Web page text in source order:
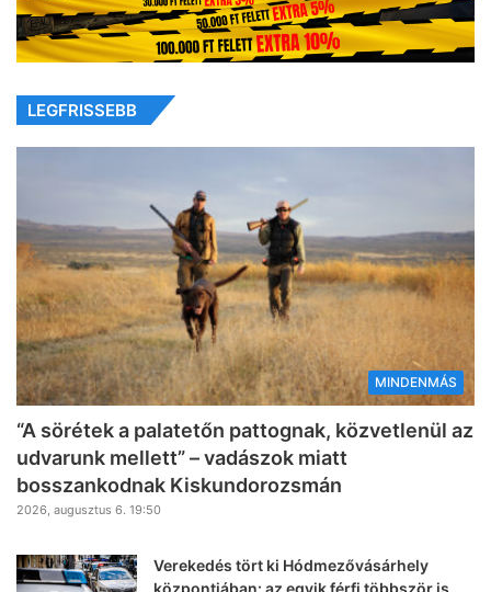
LEGFRISSEBB
MINDENMÁS
“A sörétek a palatetőn pattognak, közvetlenül az
udvarunk mellett” – vadászok miatt
bosszankodnak Kiskundorozsmán
2026, augusztus 6. 19:50
Verekedés tört ki Hódmezővásárhely
központjában: az egyik férfi többször is